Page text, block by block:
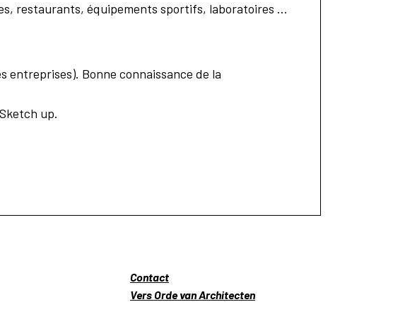
restaurants, équipements sportifs, laboratoires …
entreprises). Bonne connaissance de la
up.
Contact
Vers Orde van Architecten